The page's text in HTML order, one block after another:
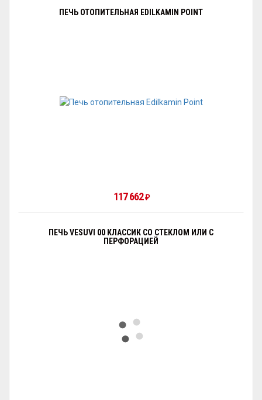
ПЕЧЬ ОТОПИТЕЛЬНАЯ EDILKAMIN POINT
117 662₽
ПЕЧЬ VESUVI 00 КЛАССИК СО СТЕКЛОМ ИЛИ С
ПЕРФОРАЦИЕЙ